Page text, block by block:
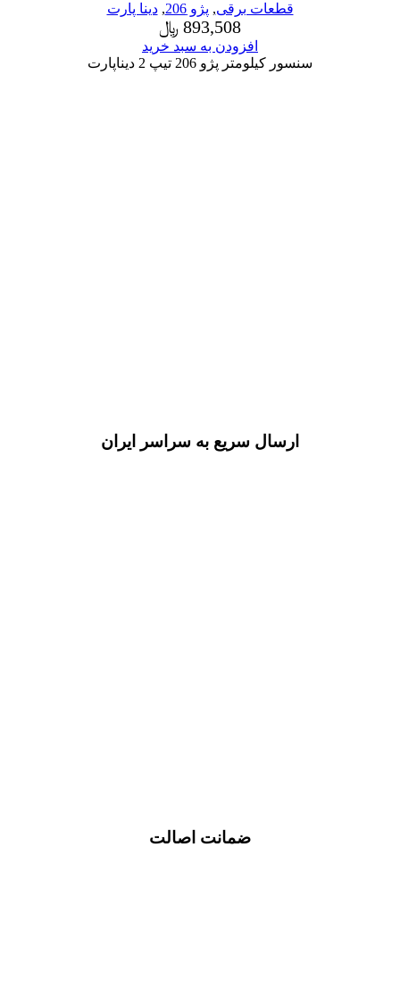
قطعات برقی, پژو 206 ,دینا پارت
893,508 ﷼
افزودن به سبد خرید
سنسور کیلومتر پژو 206 تیپ 2 دیناپارت
ارسال سریع به سراسر ایران
ضمانت اصالت